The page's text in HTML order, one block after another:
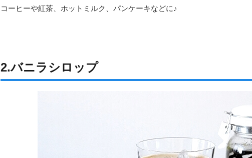
コーヒーや紅茶、ホットミルク、パンケーキなどに♪
2.バニラシロップ